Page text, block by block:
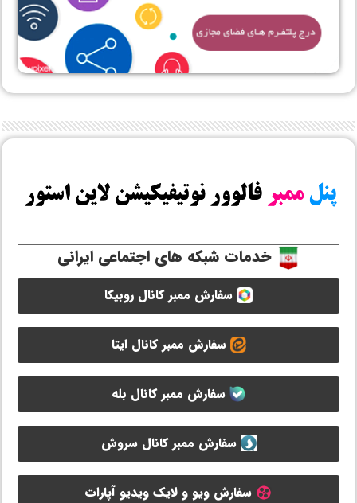
خدمات شبکه های اجتماعی ایرانی
سفارش ممبر کانال روبیکا
سفارش ممبر کانال ایتا
سفارش ممبر کانال بله
سفارش ممبر کانال سروش
سفارش ویو و لایک ویدیو آپارات